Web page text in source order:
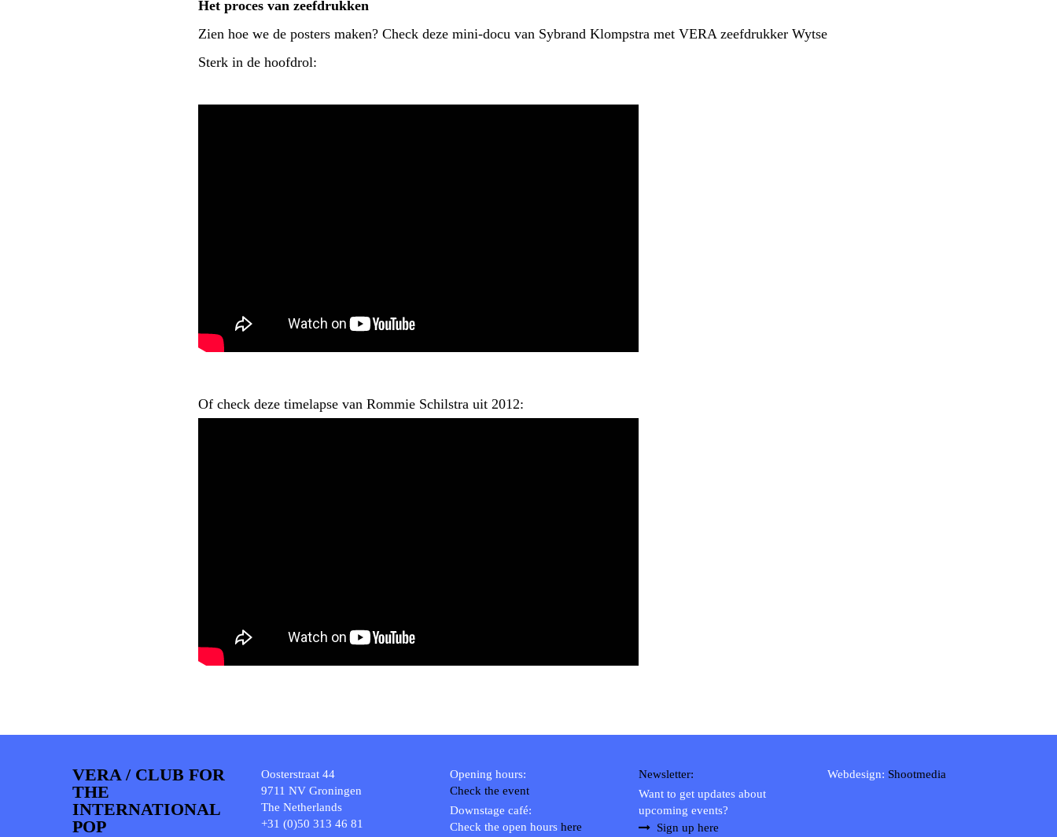
Het proces van zeefdrukken
Zien hoe we de posters maken? Check deze mini-docu van Sybrand Klompstra met VERA zeefdrukker Wytse
Sterk in de hoofdrol:
Of check deze timelapse van Rommie Schilstra uit 2012:
VERA / CLUB FOR
THE
INTERNATIONAL
POP
Oosterstraat 44
9711 NV Groningen
The Netherlands
+31 (0)50 313 46 81
Opening hours:
Check the event
Downstage café:
Check the open hours here
Newsletter:
Want to get updates about
upcoming events?
Sign up here
Webdesign: Shootmedia